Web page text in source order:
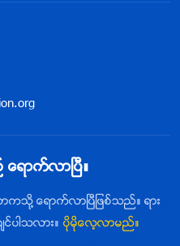
ရာက္လာၿပီ။
႔ ေရာက္လာၿပီျဖစ္သည္။ ရား
ပါသလား။ ပိုမိုေလ့လာမည္။